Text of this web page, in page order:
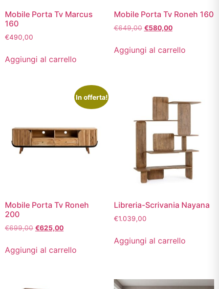
Mobile Porta Tv Marcus
160
€490,00
Aggiungi al carrello
Mobile Porta Tv Roneh 160
€649,00 €580,00
Aggiungi al carrello
In offerta!
Mobile Porta Tv Roneh
200
€699,00 €625,00
Aggiungi al carrello
Libreria-Scrivania Nayana
€1.039,00
Aggiungi al carrello